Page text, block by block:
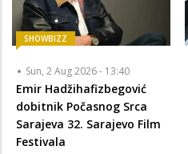
SHOWBIZZ
Sun, 2 Aug 2026 - 13:40
Emir Hadžihafizbegović
dobitnik Počasnog Srca
Sarajeva 32. Sarajevo Film
Festivala